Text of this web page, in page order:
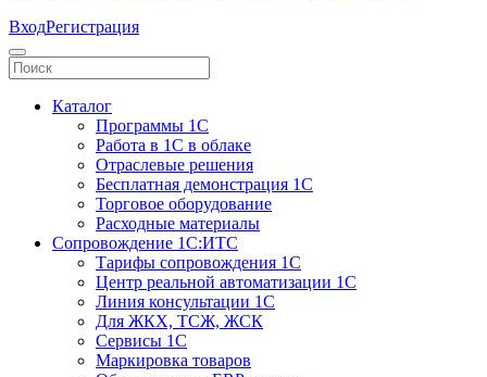
ВходРегистрация
Каталог
Программы 1С
Работа в 1С в облаке
Отраслевые решения
Бесплатная демонстрация 1С
Торговое оборудование
Расходные материалы
Сопровождение 1С:ИТС
Тарифы сопровождения 1С
Центр реальной автоматизации 1С
Линия консультации 1С
Для ЖКХ, ТСЖ, ЖСК
Сервисы 1С
Маркировка товаров